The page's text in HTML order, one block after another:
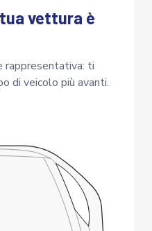
vettura è
rappresentativa: ti
di veicolo più avanti.